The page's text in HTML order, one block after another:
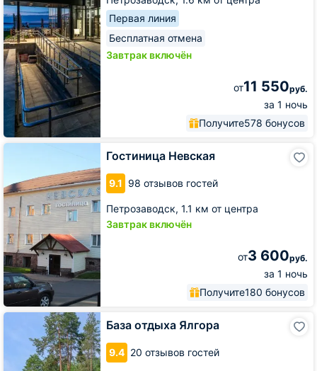
Первая линия
Бесплатная отмена
Завтрак включён
от11 550руб.
за 1 ночь
Получите578 бонусов
Гостиница Невская
9.1 98 отзывов гостей
Петрозаводск, 1.1 км от центра
Завтрак включён
от3 600руб.
за 1 ночь
Получите180 бонусов
Гостиница
База отдыха Ялгора
9.4 20 отзывов гостей
База
Ялгора